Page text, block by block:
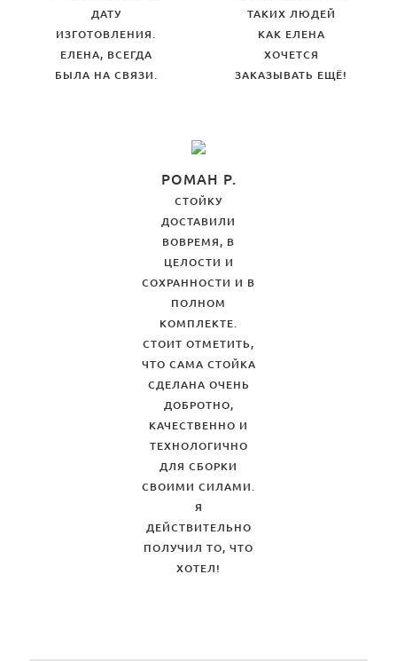
ДАТУ
ИЗГОТОВЛЕНИЯ.
ЕЛЕНА, ВСЕГДА
БЫЛА НА СВЯЗИ.
ТАКИХ ЛЮДЕЙ
КАК ЕЛЕНА
ХОЧЕТСЯ
ЗАКАЗЫВАТЬ ЕЩЁ!
РОМАН Р.
СТОЙКУ
ДОСТАВИЛИ
ВОВРЕМЯ, В
ЦЕЛОСТИ И
СОХРАННОСТИ И В
ПОЛНОМ
КОМПЛЕКТЕ.
СТОИТ ОТМЕТИТЬ,
ЧТО САМА СТОЙКА
СДЕЛАНА ОЧЕНЬ
ДОБРОТНО,
КАЧЕСТВЕННО И
ТЕХНОЛОГИЧНО
ДЛЯ СБОРКИ
СВОИМИ СИЛАМИ.
Я
ДЕЙСТВИТЕЛЬНО
ПОЛУЧИЛ ТО, ЧТО
ХОТЕЛ!